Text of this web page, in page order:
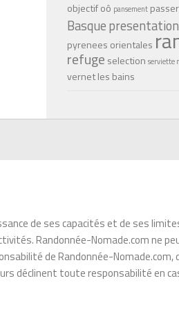
objectifoô pansement
Basquepresentation
pyrenees orientales
refuge selection serviette
vernet les bains
de ses capacités et de ses
Randonnée-Nomade.com ne
de Randonnée-
déclinent toute responsabilité en